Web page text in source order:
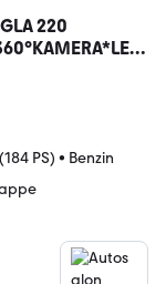
220
PS) • Benzin